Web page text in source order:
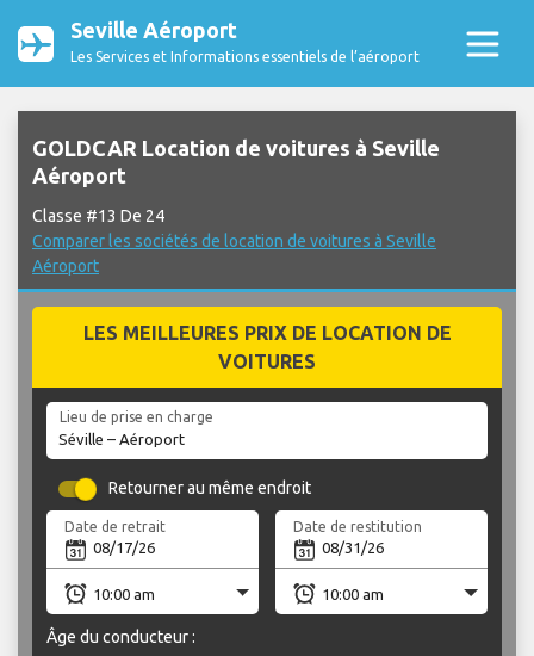
Seville Aéroport
Les Services et Informations essentiels de l’aéroport
GOLDCAR Location de voitures à Seville
Aéroport
Classe #13 De 24
Comparer les sociétés de location de voitures à Seville
Aéroport
LES MEILLEURES PRIX DE LOCATION DE
VOITURES
Lieu de prise en charge
Retourner au même endroit
Date de retrait Date de restitution
Âge du conducteur :